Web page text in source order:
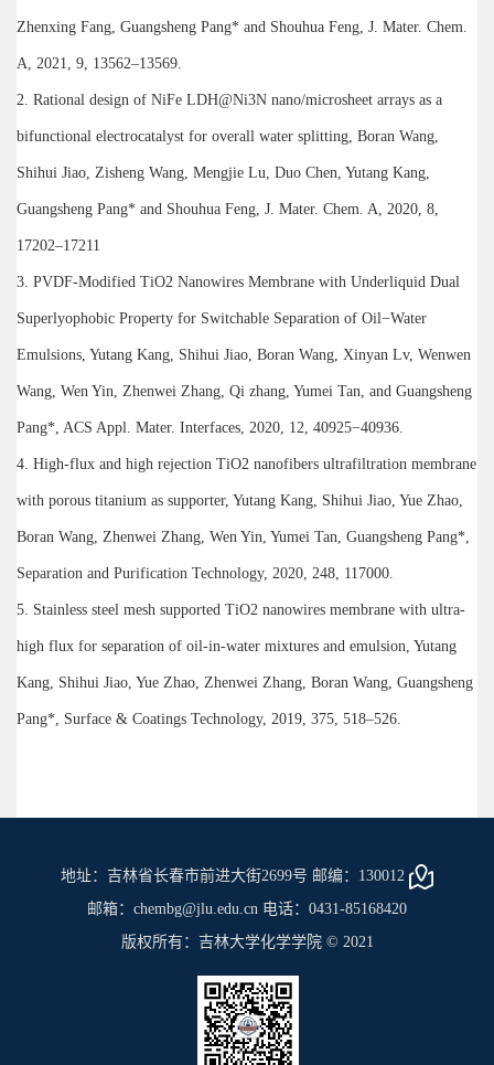
Zhenxing Fang, Guangsheng Pang* and Shouhua Feng, J. Mater. Chem.
A, 2021, 9, 13562–13569.
2. Rational design of NiFe LDH@Ni3N nano/microsheet arrays as a
bifunctional electrocatalyst for overall water splitting, Boran Wang,
Shihui Jiao, Zisheng Wang, Mengjie Lu, Duo Chen, Yutang Kang,
Guangsheng Pang* and Shouhua Feng, J. Mater. Chem. A, 2020, 8,
17202–17211
3. PVDF-Modified TiO2 Nanowires Membrane with Underliquid Dual
Superlyophobic Property for Switchable Separation of Oil−Water
Emulsions, Yutang Kang, Shihui Jiao, Boran Wang, Xinyan Lv, Wenwen
Wang, Wen Yin, Zhenwei Zhang, Qi zhang, Yumei Tan, and Guangsheng
Pang*, ACS Appl. Mater. Interfaces, 2020, 12, 40925−40936.
4. High-flux and high rejection TiO2 nanofibers ultrafiltration membrane
with porous titanium as supporter, Yutang Kang, Shihui Jiao, Yue Zhao,
Boran Wang, Zhenwei Zhang, Wen Yin, Yumei Tan, Guangsheng Pang*,
Separation and Purification Technology, 2020, 248, 117000.
5. Stainless steel mesh supported TiO2 nanowires membrane with ultra-
high flux for separation of oil-in-water mixtures and emulsion, Yutang
Kang, Shihui Jiao, Yue Zhao, Zhenwei Zhang, Boran Wang, Guangsheng
Pang*, Surface & Coatings Technology, 2019, 375, 518–526.
地址：吉林省长春市前进大街2699号 邮编：130012
邮箱：chembg@jlu.edu.cn 电话：0431-85168420
版权所有：吉林大学化学学院 © 2021